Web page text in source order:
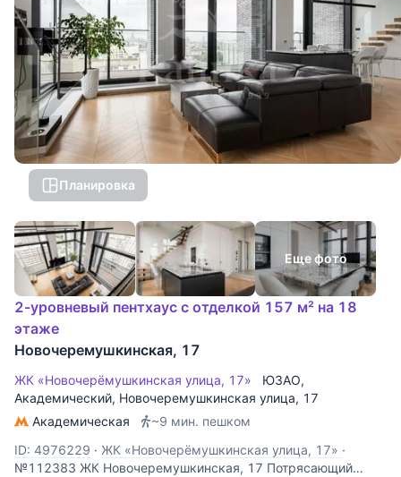
Планировка
Еще фото
2-уровневый пентхаус с отделкой 157 м² на 18
этаже
Новочеремушкинская, 17
ЖК «Новочерёмушкинская улица, 17» ЮЗАО,
Академический, Новочеремушкинская улица, 17
Академическая
~9 мин. пешком
ID: 4976229 · ЖК «Новочерёмушкинская улица, 17» ·
№112383 ЖК Новочеремушкинская, 17 Потрясающий